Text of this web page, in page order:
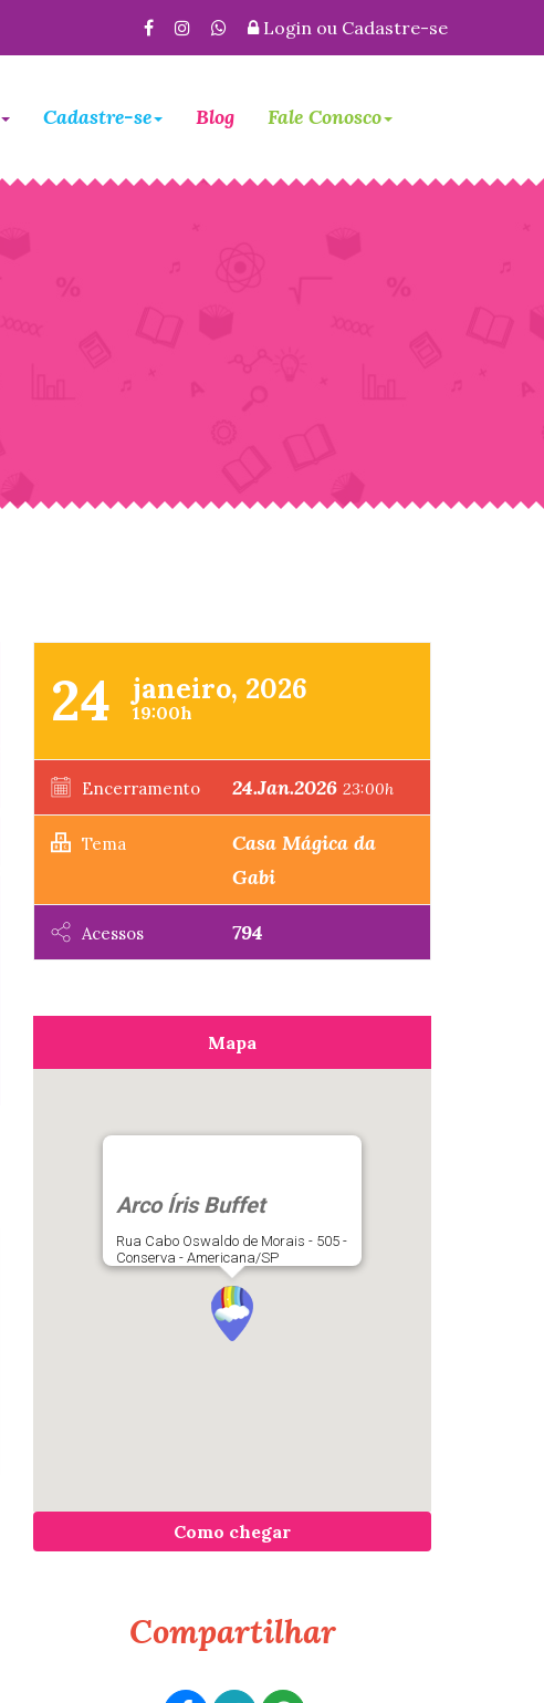
Login ou Cadastre-se
Cadastre-se Blog Fale Conosco
24 janeiro, 2026
19:00h
Encerramento 24.Jan.2026 23:00h
Tema
Casa Mágica da
Gabi
Acessos 794
Mapa
Arco Íris Buffet
Rua Cabo Oswaldo de Morais - 505 -
Conserva - Americana/SP
Como chegar
Compartilhar